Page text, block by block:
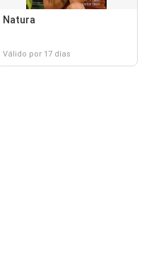
Natura
Válido por 17 días